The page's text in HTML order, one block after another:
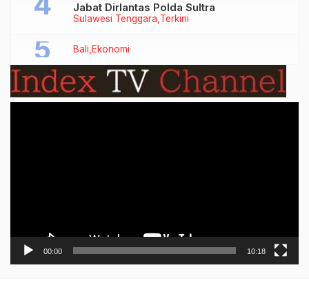
Sulawesi Tenggara Terkini
Jabat Dirlantas Polda Sultra
Bali Ekonomi
00:00 10:18